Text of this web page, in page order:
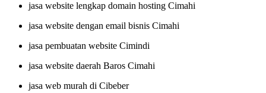
jasa website lengkap domain hosting Cimahi
jasa website dengan email bisnis Cimahi
jasa pembuatan website Cimindi
jasa website daerah Baros Cimahi
jasa web murah di Cibeber